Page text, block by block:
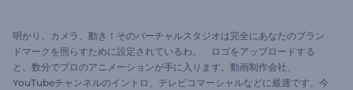
明かり、カメラ、動き！そのバーチャルスタジオは完全にあなたのブラン
ドマークを照らすために設定されているわ。 ロゴをアップロードする
と、数分でプロのアニメーションが手に入ります。動画制作会社、
YouTubeチャンネルのイントロ、テレビコマーシャルなどに最適です。今